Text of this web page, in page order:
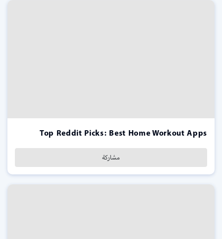
Top Reddit Picks: Best Home Workout Apps
مشاركة